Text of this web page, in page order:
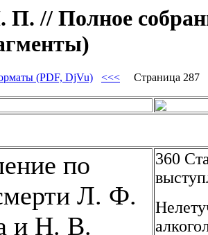
П. // Полное
(PDF, DjVu) <<< Страница 287
по
Л. Ф.
и Н. В.
360